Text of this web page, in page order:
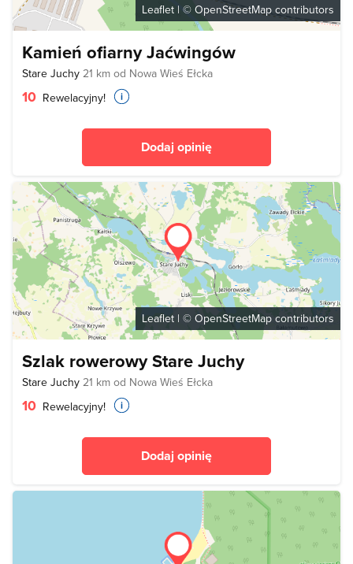
Leaflet | © OpenStreetMap contributors
Kamień ofiarny Jaćwingów
Stare Juchy 21 km od Nowa Wieś Ełcka
10 Rewelacyjny!
Dodaj opinię
Leaflet | © OpenStreetMap contributors
Szlak rowerowy Stare Juchy
Stare Juchy 21 km od Nowa Wieś Ełcka
10 Rewelacyjny!
Dodaj opinię